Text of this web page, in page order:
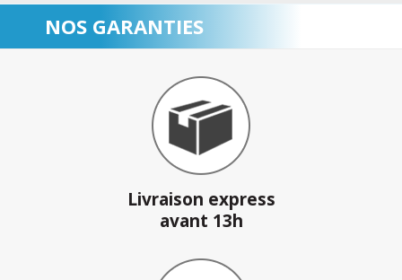
NOS GARANTIES
Livraison express
avant 13h